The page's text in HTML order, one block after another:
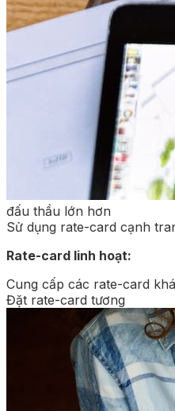
đấu thầu lớn hơn
Sử dụng rate-card cạnh
Rate-card linh hoạt:
Cung cấp các rate-card
Đặt rate-card tương